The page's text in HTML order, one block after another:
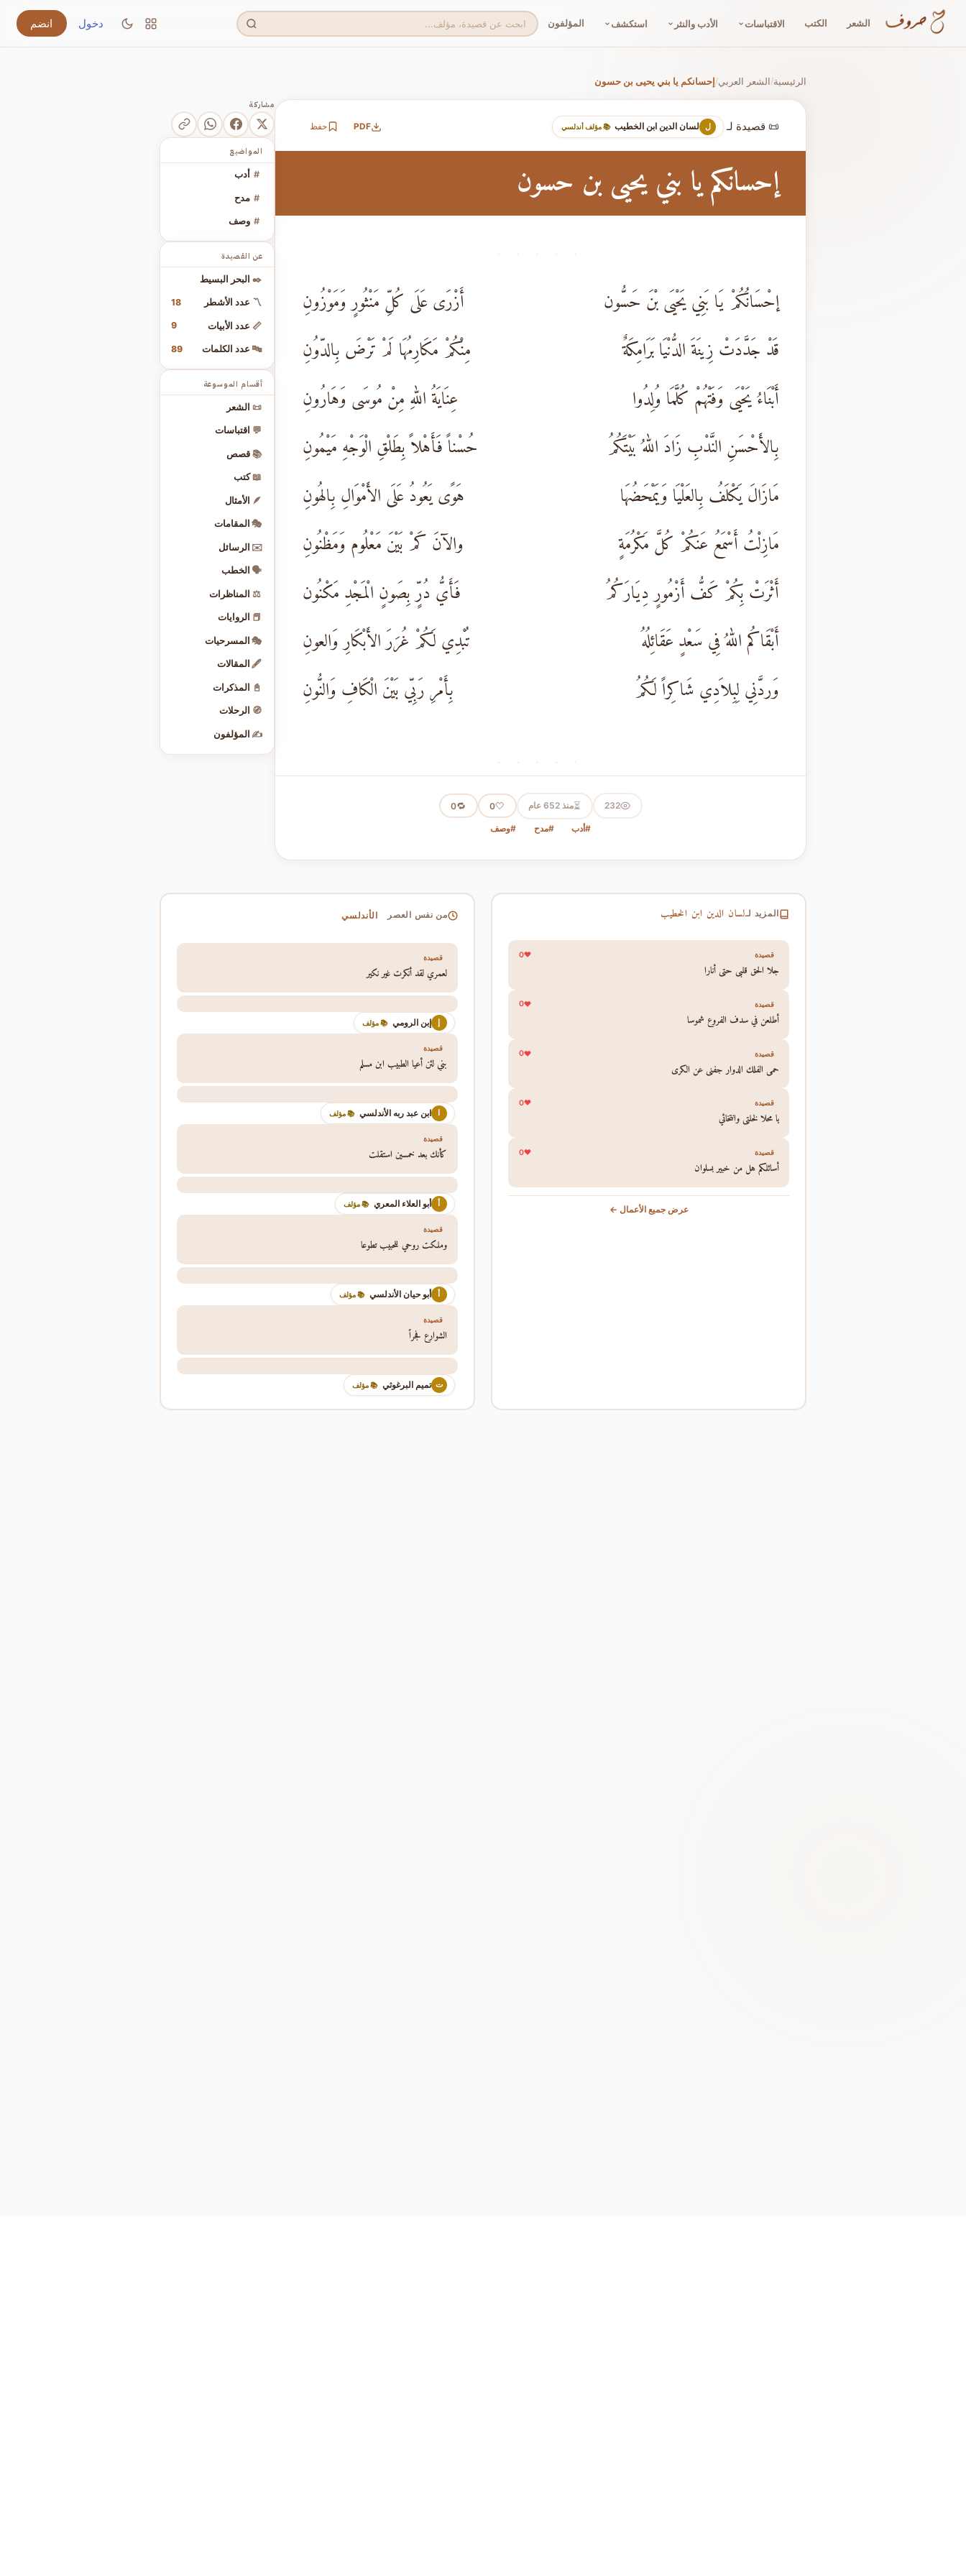
الشعر الكتب الاقتباسات الأدب والنثر استكشف المؤلفون دخول انضم
الرئيسية/الشعر العربي/إحسانكم يا بني يحيى بن حسون
📜 قصيدة لـ ل لسان الدين ابن الخطيب 📚 مؤلف أندلسي PDF حفظ
إحسانكم يا بني يحيى بن حسون
· · · · ·
إحْسَانُكُمْ يَا بَنِي يَحْيَى بْنَ حَسُّون
أَزْرَى عَلَى كُلِّ مَنْثُورٍ وَمَوْزُونِ
قَدْ جَدَّدَتْ زِينَةَ الدُّنْيَا بَرَامِكَةٌ
مِنْكُمْ مَكَارِمُهَا لَمْ تَرْضَ بِالدّوُنِ
أَبْنَاءُ يَحْيَى وَفَتْهُمْ كُلَّمَا وُلِدُوا
عِنَايَةُ اللهِ مِنْ مُوسَى وَهَارُونِ
بِالأَحْسَنِ النَّدْبِ زَادَ اللهُ بَيْتَكُمُ
حُسْناً فَأَهْلاً بِطَلْقِ الْوَجْهِ مَيْمُونِ
مَازَالَ يَكْلَفُ بِالعَلْيَا وَيَمْحَضُهَا
هَوًى يَعُودُ عَلَى الأَمْوَالِ بِالهُونِ
مَازِلْتُ أَسْمَعُ عَنكُمْ كُلَّ مَكْرُمَةٍ
والآنَ كَمْ بَيْنَ مَعْلُوم وَمَظْنُونِ
أَثْرَتْ بِكُمْ كَفُّ أَزْمُورٍ دِيَارَكُمُ
فَأَيُّ دُرٍّ بِصَونٍ الْمَجْدِ مَكْنُون
أَبْقَاكُم اللهُ فِي سَعْدٍ عَقَائِلُهُ
تُبْدِي لَكُمْ غُرَرَ الأَبْكَارِ وَالعونِ
وَردَّنِي لِبِلاَدِي شَاكِراً لَكُمُ
بِأَمْرِ رَبِّي بَيْنَ الْكَافِ وَالنُّونِ
· · · · ·
232
⏳منذ 652 عام 🤍
0
🔁
0
#أدب #مدح #وصف
مشاركة
المواضيع
# أدب
# مدح
# وصف
عن القصيدة
✒️ البحر البسيط
〽️ عدد الأشطر 18
📏 عدد الأبيات 9
🔤 عدد الكلمات 89
أقسام الموسوعة
📜 الشعر
💬 اقتباسات
📚 قصص
📖 كتب
🪶 الأمثال
🎭 المقامات
✉️ الرسائل
🗣️ الخطب
⚖️ المناظرات
📕 الروايات
🎭 المسرحيات
🖋️ المقالات
📓 المذكرات
🧭 الرحلات
✍️ المؤلفون
المزيد لـلسان الدين ابن الخطيب
قصيدة 0
جلا الحق قلبي حتى أنارا
قصيدة 0
أطلعن في سدف الفروع شموسا
قصيدة 0
حمى الفلك الدوار جفني عن الكرى
قصيدة 0
يا محلا لخلتي وانتخائي
قصيدة 0
أسائلكم هل من خبير بسلوان
عرض جميع الأعمال ←
من نفس العصر الأندلسي
قصيدة
لعمري لقد أنكرت غير نكير
إبن الرومي 📚 مؤلف
قصيدة
بني لئن أعيا الطبيب ابن مسلم
ابن عبد ربه الأندلسي 📚 مؤلف
قصيدة
كأنك بعد خمسين استقلت
أبو العلاء المعري 📚 مؤلف
قصيدة
وملكت روحي للحبيب تطوعا
أبو حيان الأندلسي 📚 مؤلف
قصيدة
الشوارع فجراً
ت تميم البرغوثي 📚 مؤلف